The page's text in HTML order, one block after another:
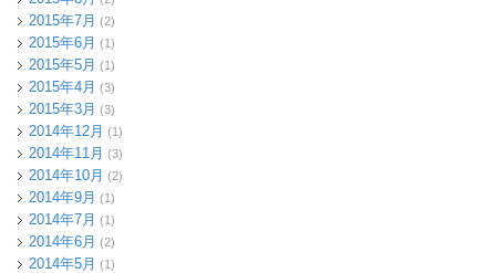
2015年7月 (2)
2015年6月 (1)
2015年5月 (1)
2015年4月 (3)
2015年3月 (3)
2014年12月 (1)
2014年11月 (3)
2014年10月 (2)
2014年9月 (1)
2014年7月 (1)
2014年6月 (2)
2014年5月 (1)